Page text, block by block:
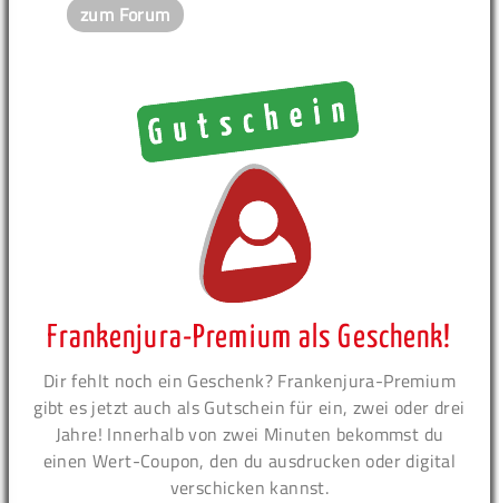
zum Forum
Frankenjura-Premium als Geschenk!
Dir fehlt noch ein Geschenk? Frankenjura-Premium
gibt es jetzt auch als Gutschein für ein, zwei oder drei
Jahre! Innerhalb von zwei Minuten bekommst du
einen Wert-Coupon, den du ausdrucken oder digital
verschicken kannst.